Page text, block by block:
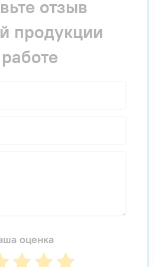
отзыв
продукции
оценка